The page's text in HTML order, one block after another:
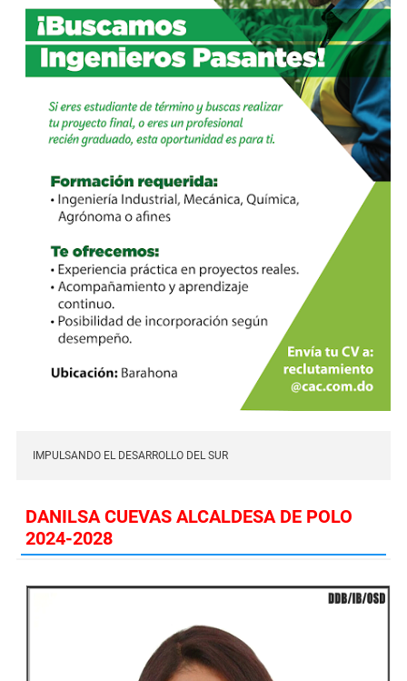
IMPULSANDO EL DESARROLLO DEL SUR
DANILSA CUEVAS ALCALDESA DE POLO
2024-2028